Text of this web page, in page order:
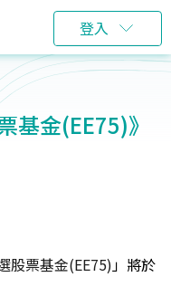
登入
基金(EE75)》
股票基金(EE75)」將於